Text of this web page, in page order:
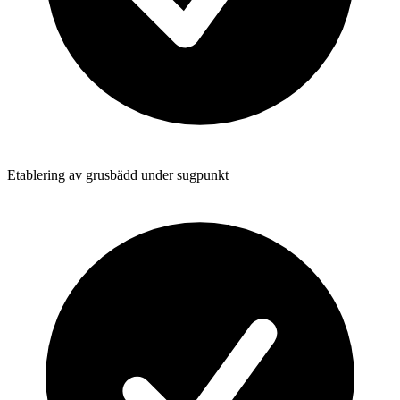
Etablering av grusbädd under sugpunkt